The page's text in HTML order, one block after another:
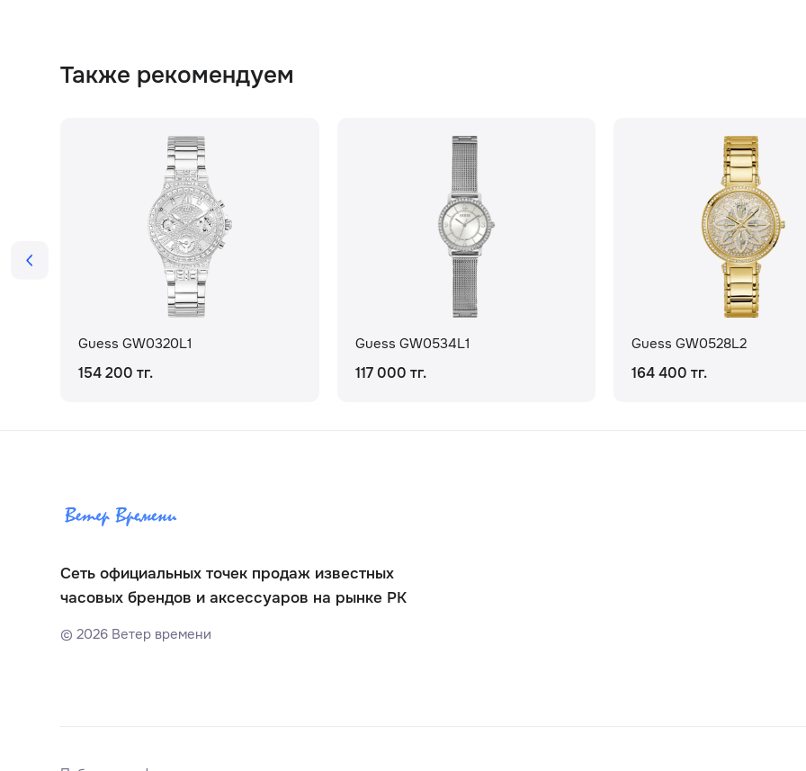
Также рекомендуем
Guess GW0320L1
154 200 тг.
Guess GW0534L1
117 000 тг.
Guess GW0528L2
164 400 тг.
Сеть официальных точек продаж известных
часовых брендов и аксессуаров на рынке РК
©2026 Ветер времени